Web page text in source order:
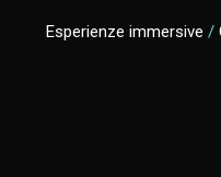
Esperienze immersive /